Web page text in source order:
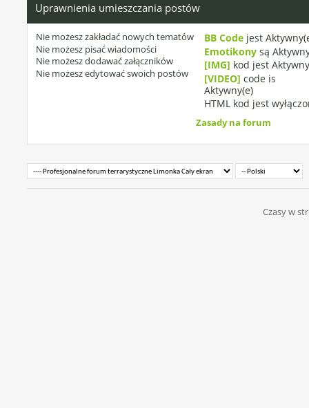
Uprawnienia umieszczania postów
Nie możeszzakładać nowych tematów
Nie możesz pisać wiadomości
Nie możeszdodawać załączników
Nie możeszedytować swoich postów
BB Codejest
Emotikonysą
[IMG] kod jest
[VIDEO] code is
Aktywny(e)
HTML kod jest
Zasady na forum
Czasy w